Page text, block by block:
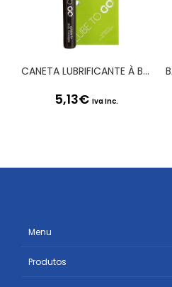
CANETA LUBRIFICANTE À BASE DE ÁGUA LUBE TO GO 6ML
5,13€ Iva Inc.
Menu
Produtos